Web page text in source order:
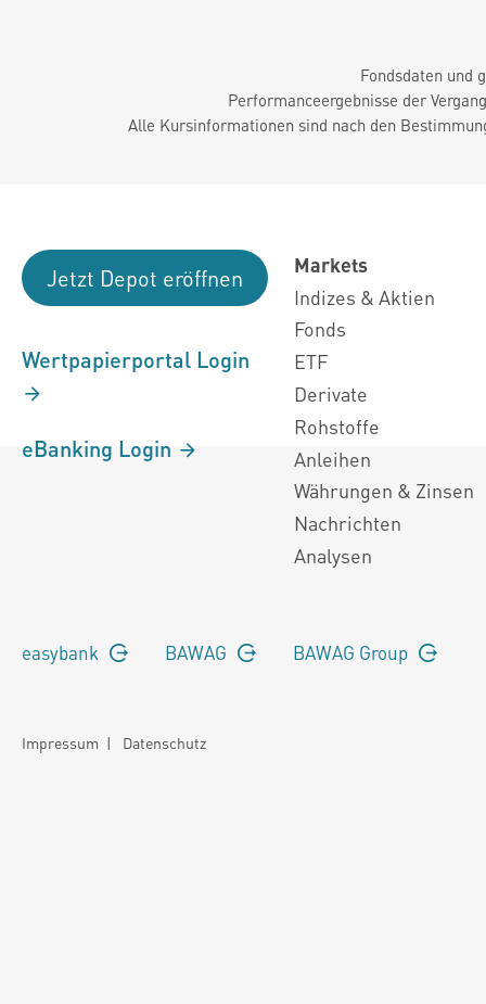
Fondsdaten und
Performanceergebnisse der
Alle Kursinformationen sind nach den
Jetzt Depot eröffnen
Wertpapierportal Login
eBanking Login
Markets
Indizes & Aktien
Fonds
ETF
Derivate
Rohstoffe
Anleihen
Währungen & Zinsen
Nachrichten
Analysen
easybank BAWAG BAWAG Group
Impressum | Datenschutz